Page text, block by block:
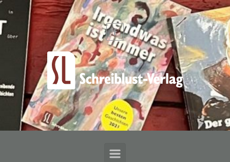
Zum Hauptinhalt springen